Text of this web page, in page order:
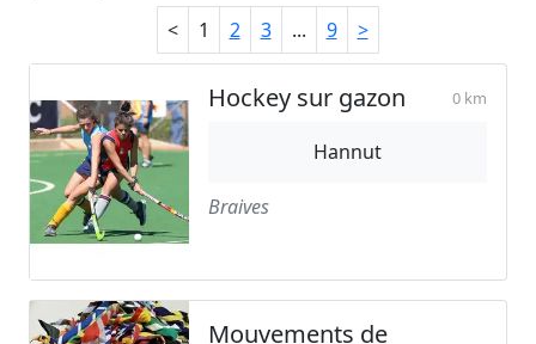
< 1 2 3 ... 9 >
Hockey sur gazon 0 km
Hannut
Braives
Mouvements de